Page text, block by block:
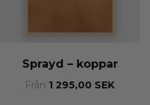
Sprayd – koppar
Från 1 295,00 SEK